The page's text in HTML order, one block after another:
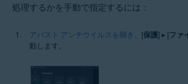
処理するかを手動で指定するには：
アバスト アンチウイルスを開き 、[保護] ▸ [ファ
動します。